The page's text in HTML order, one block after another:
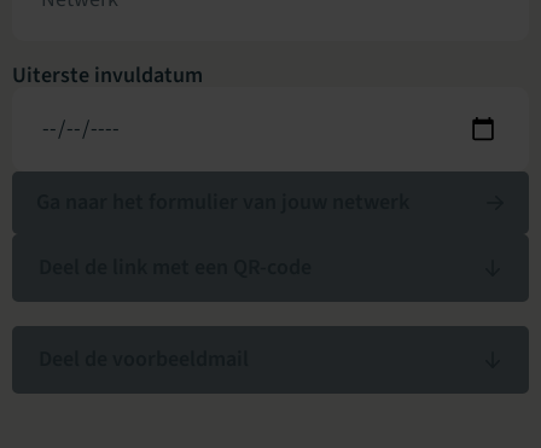
Uiterste invuldatum